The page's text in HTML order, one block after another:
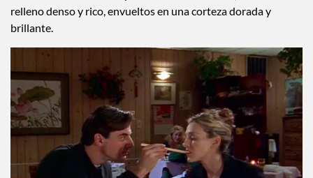
nada a los tradicionales pasteles. Son redondos, con un
relleno denso y rico, envueltos en una corteza dorada y